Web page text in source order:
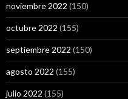
noviembre 2022 (150)
octubre 2022 (155)
septiembre 2022 (150)
agosto 2022 (155)
julio 2022 (155)